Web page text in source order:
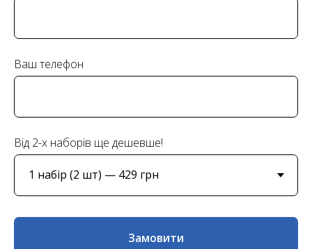
Ваш телефон
Від 2-х наборів ще дешевше!
Замовити